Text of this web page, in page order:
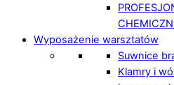
Wyposażenie warsztatów
Suwnice
Klamry i